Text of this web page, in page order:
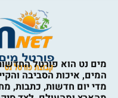
מים נט הוא פורטל
המים, איכות הסביבה
מדי יום חדשות, כתבות,